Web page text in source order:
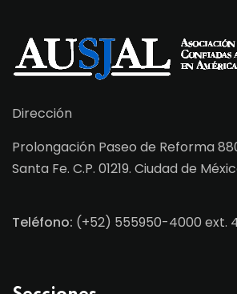
Dirección
Prolongación Paseo de Reforma
Santa Fe. C.P. 01219. Ciudad de
Teléfono: (+52) 555950-4000 ext.